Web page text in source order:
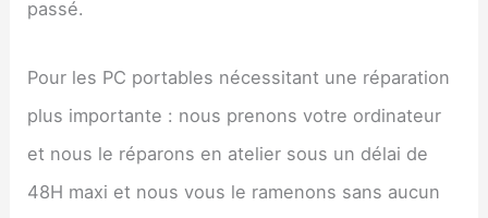
passé.
Pour les PC portables nécessitant une réparation
plus importante : nous prenons votre ordinateur
et nous le réparons en atelier sous un délai de
48H maxi et nous vous le ramenons sans aucun